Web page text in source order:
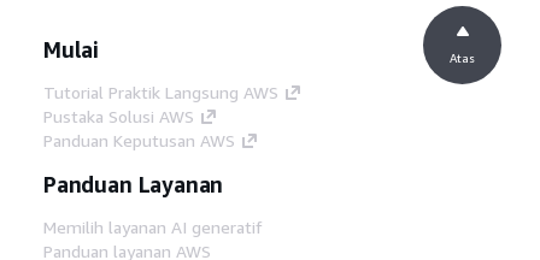
Mulai
Tutorial Praktik Langsung AWS
Pustaka Solusi AWS
Panduan Keputusan AWS
Panduan Layanan
Memilih layanan AI generatif
Panduan layanan AWS
Atas